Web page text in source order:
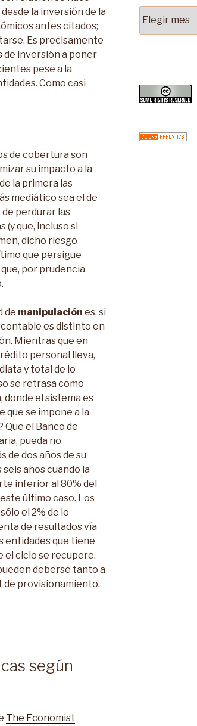
la inversión de la
antes citados;
Es precisamente
de inversión a poner
pese a la
Como casi
de cobertura son
su impacto a la
la primera las
mediático sea el de
perdurar las
(y que, incluso si
dicho riesgo
que persigue
por prudencia
de manipulación es, si
es distinto en
Mientras que en
personal lleva,
y total de lo
se retrasa como
donde el sistema es
que se impone a la
Que el Banco de
pueda no
de dos años de su
años cuando la
inferior al 80% del
último caso. Los
el 2% de lo
de resultados vía
entidades que tiene
el ciclo se recupere.
deberse tanto a
de provisionamiento.
según
The Economist
Anteriores